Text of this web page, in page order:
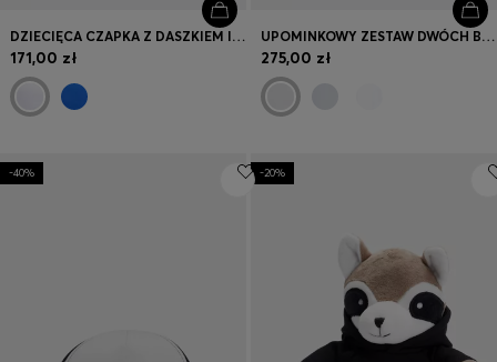
DZIECIĘCA CZAPKA Z DASZKIEM I NASZYWKĄ Z LOGO
171,00 zł
UPOMINKOWY ZESTAW DWÓCH BUTELEK NIEMOWLĘCYCH BEZ BPA
275,00 zł
-40% -20%